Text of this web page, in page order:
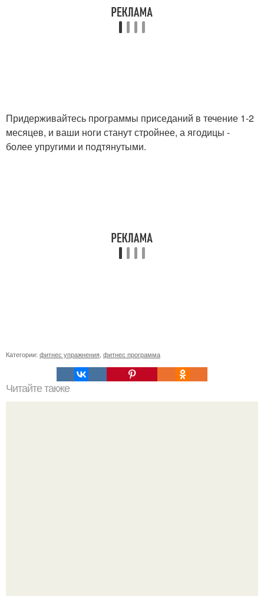
Придерживайтесь программы приседаний в течение 1-2
месяцев, и ваши ноги станут стройнее, а ягодицы -
более упругими и подтянутыми.
Категории: фитнес упражнения фитнес программа
Читайте также